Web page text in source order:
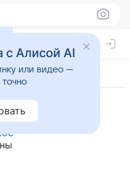
с Алисой AI
или видео —